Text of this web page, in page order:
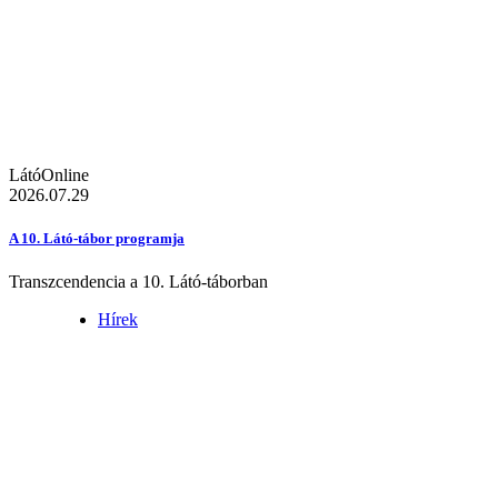
LátóOnline
2026.07.29
A 10. Látó-tábor programja
Transzcendencia a 10. Látó-táborban
Hírek